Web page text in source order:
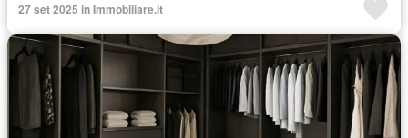
27 set 2025 in Immobiliare.it